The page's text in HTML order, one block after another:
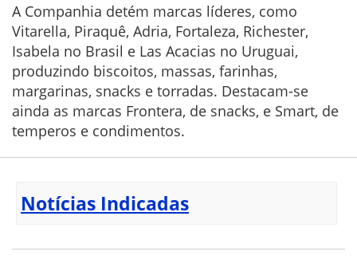
A Companhia detém marcas líderes, como
Vitarella, Piraquê, Adria, Fortaleza, Richester,
Isabela no Brasil e Las Acacias no Uruguai,
produzindo biscoitos, massas, farinhas,
margarinas, snacks e torradas. Destacam-se
ainda as marcas Frontera, de snacks, e Smart, de
temperos e condimentos.
Notícias Indicadas